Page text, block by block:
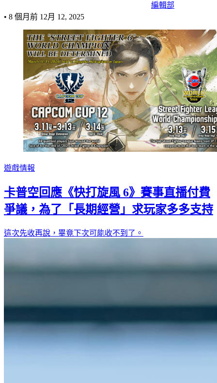
編輯部
• 8 個月前 12月 12, 2025
遊戲情報
卡普空回應《快打旋風 6》賽事直播付費
爭議，為了「長期經營」求玩家多多支持
這次先收再說，畢竟下次可能收不到了。